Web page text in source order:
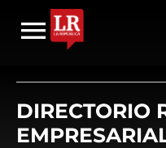
DIRECTORIO